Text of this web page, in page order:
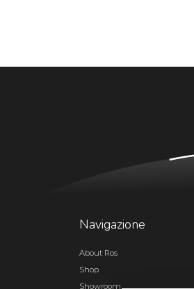
Navigazione
About Ros
Shop
Showroom